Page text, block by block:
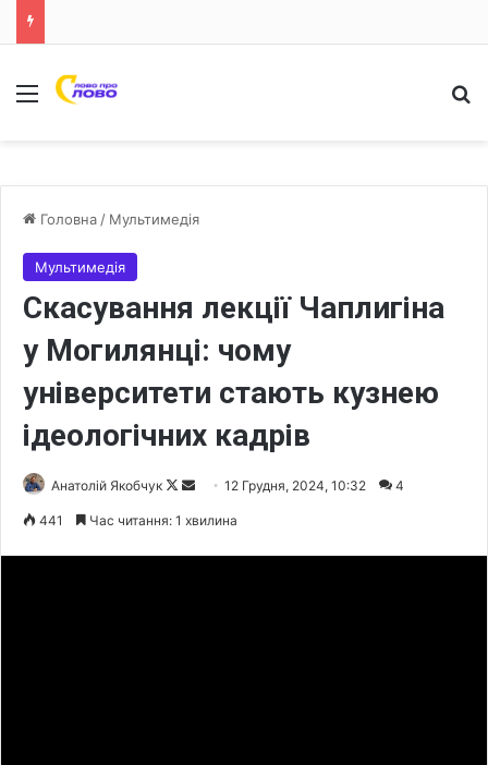
Меню
Головна / Мультимедія
Мультимедія
Скасування лекції Чаплигіна
у Могилянці: чому
університети стають кузнею
ідеологічних кадрів
Анатолій Якобчук
F
12 Грудня, 2024, 10:32 4
441 Час читання: 1 хвилина